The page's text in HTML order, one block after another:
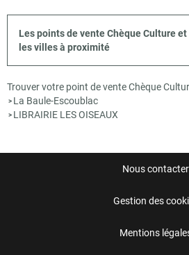
Les points de vente Chèque Culture
les villes à proximité
Trouver votre point de vente Chèque
> La Baule-Escoublac
> LIBRAIRIE LES OISEAUX
Nous contacter
Gestion des
Mentions